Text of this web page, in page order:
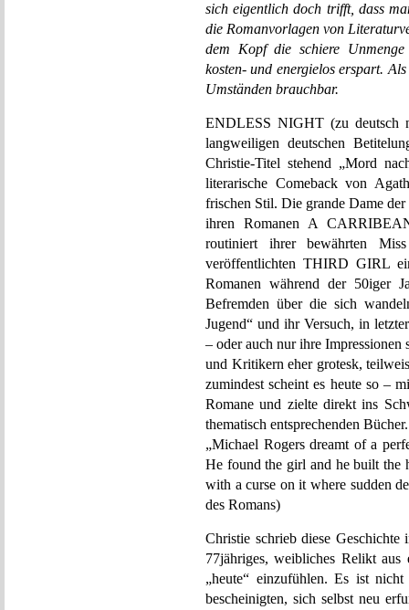
sich eigentlich doch trifft, dass
die Romanvorlagen von
dem Kopf die schiere
kosten- und energielos erspart.
Umständen brauchbar.
ENDLESS NIGHT (zu deutsch
langweiligen deutschen
Christie-Titel stehend „Mord
literarische Comeback von
frischen Stil. Die grande Dame
ihren Romanen A
routiniert ihrer bewährten
veröffentlichten THIRD GIRL
Romanen während der 50iger
Befremden über die sich
Jugend“ und ihr Versuch, in
– oder auch nur ihre Impressionen
und Kritikern eher grotesk,
zumindest scheint es heute so –
Romane und zielte direkt ins
thematisch entsprechenden Bücher.
„Michael Rogers dreamt of a
He found the girl and he built the
with a curse on it where sudden
des Romans)
Christie schrieb diese
77jähriges, weibliches Relikt
„heute“ einzufühlen. Es ist
bescheinigten, sich selbst neu